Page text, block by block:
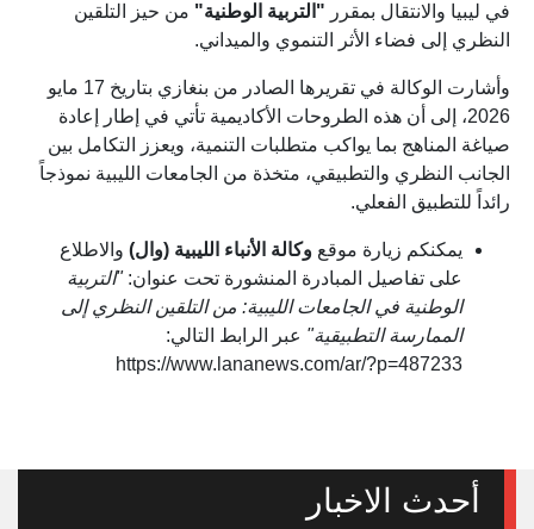
في ليبيا والانتقال بمقرر "التربية الوطنية" من حيز التلقين
النظري إلى فضاء الأثر التنموي والميداني.
وأشارت الوكالة في تقريرها الصادر من بنغازي بتاريخ 17 مايو
2026، إلى أن هذه الطروحات الأكاديمية تأتي في إطار إعادة
صياغة المناهج بما يواكب متطلبات التنمية، ويعزز التكامل بين
الجانب النظري والتطبيقي، متخذة من الجامعات الليبية نموذجاً
رائداً للتطبيق الفعلي.
يمكنكم زيارة موقع وكالة الأنباء الليبية (وال) والاطلاع
على تفاصيل المبادرة المنشورة تحت عنوان:"التربية
الوطنية في الجامعات الليبية: من التلقين النظري إلى
الممارسة التطبيقية" عبر الرابط التالي:
https://www.lananews.com/ar/?p=487233
أحدث الاخبار